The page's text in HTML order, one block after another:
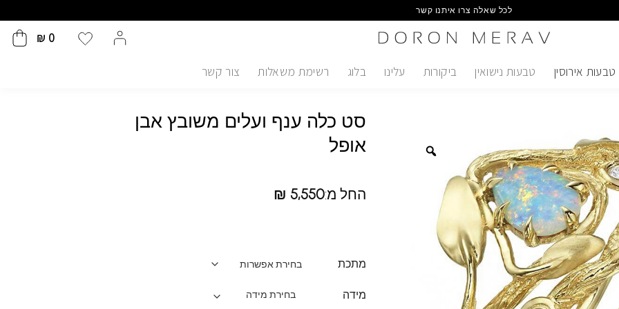
לכל שאלה צרו איתנו קשר
₪ 0
טבעות אירוסין טבעות נישואין ביקורות עלינו בלוג רשימת משאלות צור קשר
סט כלה ענף ועלים משובץ אבן
אופל
החל מ: ₪ 5,550
מתכת
מידה